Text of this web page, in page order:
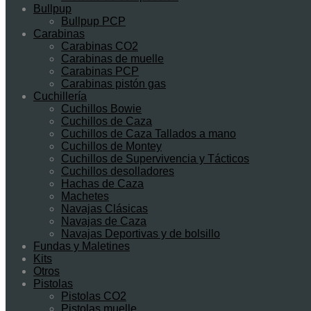
Bullpup
Bullpup PCP
Carabinas
Carabinas CO2
Carabinas de muelle
Carabinas PCP
Carabinas pistón gas
Cuchillería
Cuchillos Bowie
Cuchillos de Caza
Cuchillos de Caza Tallados a mano
Cuchillos de Montey
Cuchillos de Supervivencia y Tácticos
Cuchillos desolladores
Hachas de Caza
Machetes
Navajas Clásicas
Navajas de Caza
Navajas Deportivas y de bolsillo
Fundas y Maletines
Kits
Otros
Pistolas
Pistolas CO2